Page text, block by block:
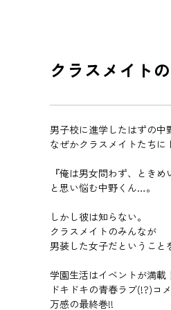
クラスメイト
男子校に進学したはずの中
なぜかクラスメイトたちに
『俺は男女問わず、とき
と思い悩む中野くん…。
しかし彼は知らない。
クラスメイトのみんなが
男装した女子だということ
学園生活はイベントが満載
ドキドキの青春ラブ(!?)コメ
万感の最終巻!!